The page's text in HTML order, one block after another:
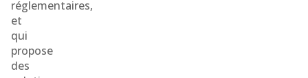
réglementaires,
et
qui
propose
des